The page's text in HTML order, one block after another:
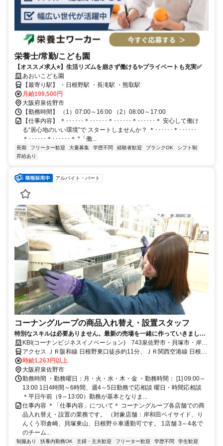
栄養士/常勤/こども園
【オススメ求人⭐️】生活リズムを崩さず働ける✨プライベートも充実✅️
あおいこども園
【最寄り駅】 ・日根野駅 ・長滝駅 ・熊取駅
月給199,500円
大阪府泉佐野市
【勤務時間】 （1）07:00～16:00 （2）08:00～17:00
【仕事内容】 ＊･･････＊･･････＊･･････＊･･････＊ 安心して働け
る“居心地のいい環境”で スタートしませんか？ ＊･･････＊･･････
＊･･････＊･･････＊ *「働...
長期 フリーター歓迎 大量募集 学歴不問 経験者歓迎 ブランクOK
シフト制
昇給あり
アルバイト・パート
コーナングループの商品入れ替え・設置スタッフ
特別なスキルは必要ありません。最新の売場を一緒に作っていきましょ
う KBI(コーナンビジネスイノベーション) 743泉佐野市・貝塚市・岸和
田市エリア
アクセス ＪＲ阪和線 日根野東口徒歩約11分、ＪＲ関西空港線 日根野
東口徒歩約11分、ＪＲ阪和線/ＪＲ関西空港線 熊取東口徒歩約19分
時給1,263円以上
大阪府泉佐野市
勤務時間 ・勤務曜日：月・火・水・木・金 ・勤務時間： [1] 09:00～
13:00 1日4時間～6時間、週4～5日勤務で応相談 曜日・時間応相談
＊平日午前（9～13:00）勤務が基本となりま...
仕事内容 ＊「仕事内容」について＊ コーナングループ各店舗での商
品入れ替え・設置の業務です。 （対象店舗：岸和田ベイサイド、り
んくう羽倉崎、貝塚東山、日根野※車通勤可です。 1店舗 3～4名で
のチーム...
制服あり 扶養内勤務OK 主婦・主夫歓迎 フリーター歓迎 学歴不問
学生歓迎